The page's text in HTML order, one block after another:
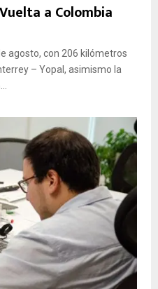
a Colombia
agosto, con 206 kilómetros
– Yopal, asimismo la